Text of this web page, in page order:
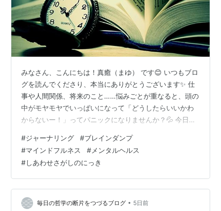
みなさん、こんにちは！真癒（まゆ） です😊 いつもブロ
グを読んでくださり、本当にありがとうございます✨ 仕
事や人間関係、将来のこと……悩みごとが重なると、頭の
中がモヤモヤでいっぱいになって「どうしたらいいかわ
からないー！」ってパニックになりませんか？💦 今日
て効果バツグンだった方法をご紹介します！ その名
も……「脳内全部洗浄！完全ジャーナリング」です🧠✨
たった30分で頭が嘘みたいにスッキリするので、悩みで
頭がパンクしそうな方はぜひ試してみてくださいね！ 💡
完全ジャーナリング（脳内全部書き出し）のやり方 ①
姿勢を整えて、目を閉じる ② 「1…
#ジャーナリング #ブレインダンプ
#マインドフルネス # メンタルヘルス
#しあわせさがしのにっき
毎日の哲学の断片をつづるブログ • 5日前